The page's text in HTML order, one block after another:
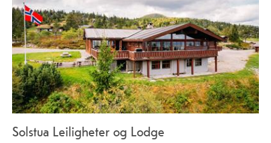
Solstua Leiligheter og Lodge